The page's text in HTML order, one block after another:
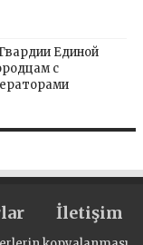
Единой
с
İletişim